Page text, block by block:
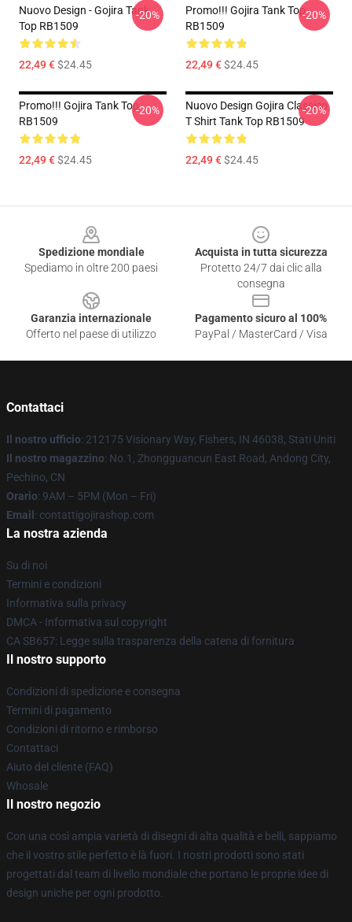
Nuovo Design - Gojira Tank
Top RB1509
22,49 €$24.45
-20%
Promo!!! Gojira Tank Top
RB1509
22,49 €$24.45
-20%
Promo!!! Gojira Tank Top
RB1509
22,49 €$24.45
-20%
Nuovo Design Gojira Classico
T Shirt Tank Top RB1509
22,49 €$24.45
-20%
Spedizione mondiale
Spediamo in oltre 200 paesi
Acquista in tutta sicurezza
Protetto 24/7 dai clic alla
consegna
Garanzia internazionale
Offerto nel paese di utilizzo
Pagamento sicuro al 100%
PayPal / MasterCard / Visa
Contattaci
Il nostro ufficio: 212175 Visionary Way, Fishers, IN 46038, Stati Uniti
Il nostro magazzino: No.1, Zhongguancun East Road, Andong City,
Pechino, CN
Orario: 9AM – 5PM (Mon – Fri)
Email : contattigojirashop.com
La nostra azienda
Su di noi
Termini e condizioni
Informativa sulla privacy
DMCA - Informativa sul copyright
CA SB657: Legge sulla trasparenza della catena di fornitura
Il nostro supporto
Condizioni di spedizione e consegna
Termini di pagamento
Condizioni di ritorno e rimborso
Contattaci
Aiuto del cliente (FAQ)
Whosale
Il nostro negozio
Con una così ampia varietà di disegni di alta qualità e belli, sappiamo
che il vostro stile perfetto è là fuori. I nostri prodotti sono stati
progettati dal team di livello mondiale che portano le proprie idee di
design uniche per ogni prodotto.